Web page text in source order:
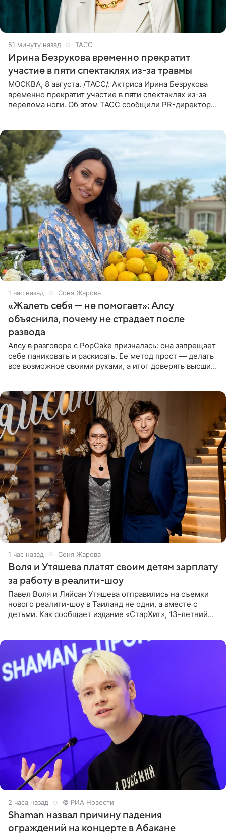
51 минуту назад ТАСС
Ирина Безрукова временно прекратит
участие в пяти спектаклях из-за травмы
МОСКВА, 8 августа. /ТАСС/. Актриса Ирина Безрукова
временно прекратит участие в пяти спектаклях из-за
перелома ноги. Об этом ТАСС сообщили PR-директор
1 час назад Соня Жарова
«Жалеть себя — не помогает»: Алсу
объяснила, почему не страдает после
развода
Алсу в разговоре с PopCake призналась: она запрещает
себе паниковать и раскисать. Ее метод прост — делать
все возможное своими руками, а итог доверять высшим
1 час назад Соня Жарова
Воля и Утяшева платят своим детям зарплату
за работу в реалити-шоу
Павел Воля и Ляйсан Утяшева отправились на съемки
нового реалити-шоу в Таиланд не одни, а вместе с
детьми. Как сообщает издание «СтарХит», 13-летний
2 часа назад © РИА Новости
Shaman назвал причину падения
ограждений на концерте в Абакане